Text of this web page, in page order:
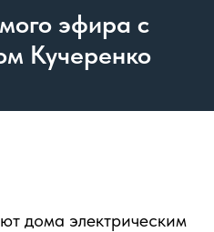
эфира с
Кучеренко
дома электрическим